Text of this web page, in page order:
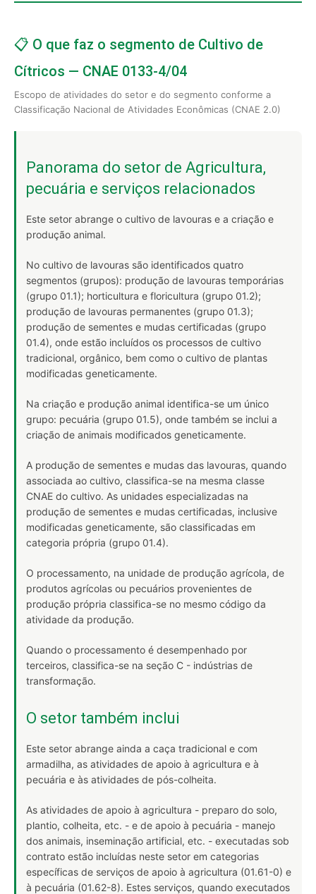
📋 O que faz o segmento de Cultivo de
Cítricos — CNAE 0133-4/04
Escopo de atividades do setor e do segmento conforme a
Classificação Nacional de Atividades Econômicas (CNAE 2.0)
Panorama do setor de Agricultura,
pecuária e serviços relacionados
Este setor abrange o cultivo de lavouras e a criação e
produção animal.
No cultivo de lavouras são identificados quatro
segmentos (grupos): produção de lavouras temporárias
(grupo 01.1); horticultura e floricultura (grupo 01.2);
produção de lavouras permanentes (grupo 01.3);
produção de sementes e mudas certificadas (grupo
01.4), onde estão incluídos os processos de cultivo
tradicional, orgânico, bem como o cultivo de plantas
modificadas geneticamente.
Na criação e produção animal identifica-se um único
grupo: pecuária (grupo 01.5), onde também se inclui a
criação de animais modificados geneticamente.
A produção de sementes e mudas das lavouras, quando
associada ao cultivo, classifica-se na mesma classe
CNAE do cultivo. As unidades especializadas na
produção de sementes e mudas certificadas, inclusive
modificadas geneticamente, são classificadas em
categoria própria (grupo 01.4).
O processamento, na unidade de produção agrícola, de
produtos agrícolas ou pecuários provenientes de
produção própria classifica-se no mesmo código da
atividade da produção.
Quando o processamento é desempenhado por
terceiros, classifica-se na seção C - indústrias de
transformação.
O setor também inclui
Este setor abrange ainda a caça tradicional e com
armadilha, as atividades de apoio à agricultura e à
pecuária e às atividades de pós-colheita.
As atividades de apoio à agricultura - preparo do solo,
plantio, colheita, etc. - e de apoio à pecuária - manejo
dos animais, inseminação artificial, etc. - executadas sob
contrato estão incluídas neste setor em categorias
específicas de serviços de apoio à agricultura (01.61-0) e
à pecuária (01.62-8). Estes serviços, quando executados